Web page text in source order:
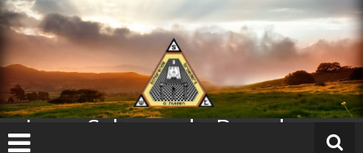
Ga
naar
inhoud
Loge Scharende Broeders